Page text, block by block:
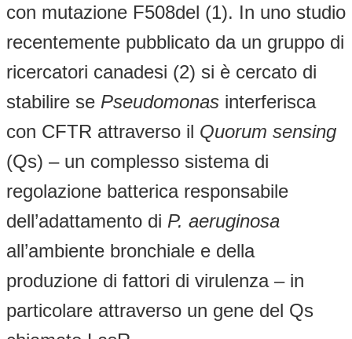
con mutazione F508del (1). In uno studio
recentemente pubblicato da un gruppo di
ricercatori canadesi (2) si è cercato di
stabilire se Pseudomonas interferisca
con CFTR attraverso il Quorum sensing
(Qs) – un complesso sistema di
regolazione batterica responsabile
dell’adattamento di P. aeruginosa
all’ambiente bronchiale e della
produzione di fattori di virulenza – in
particolare attraverso un gene del Qs